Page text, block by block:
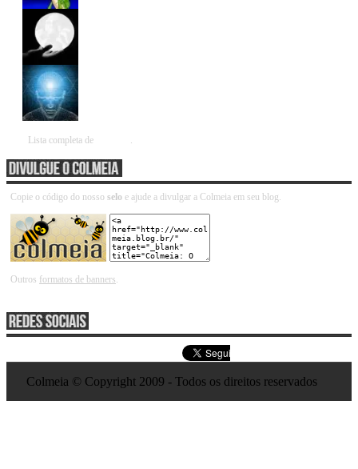
Lista completa de .
Copie o código do nosso selo e ajude a divulgar a Colmeia em seu blog.
Outros formatos de banners.
Colmeia © Copyright 2009 - Todos os direitos reservados